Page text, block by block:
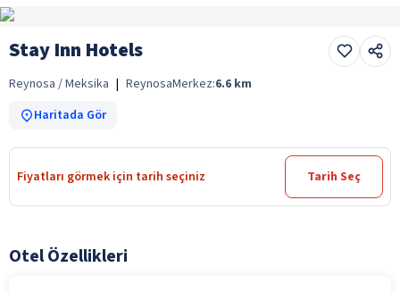
Stay Inn Hotels
Reynosa / Meksika | ReynosaMerkez:6.6 km
Haritada Gör
Fiyatları görmek için tarih seçiniz Tarih Seç
Otel Özellikleri